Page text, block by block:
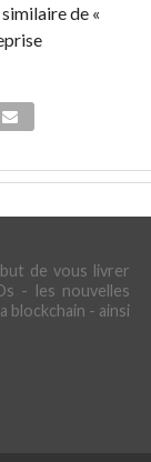
de «
de vous livrer
- les nouvelles
blockchain - ainsi